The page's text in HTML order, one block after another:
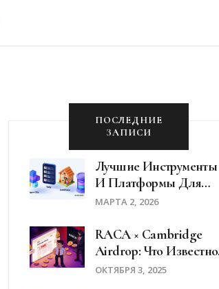
ПОСЛЕДНИЕ
ЗАПИСИ
Лучшие Инструменты
И Платформы Для
Управления DAO В
МАРТА 2, 2026
RACA × Cambridge
Airdrop: Что Известно
На Ноябрь 2025 Года
ОКТЯБРЯ 3, 2025